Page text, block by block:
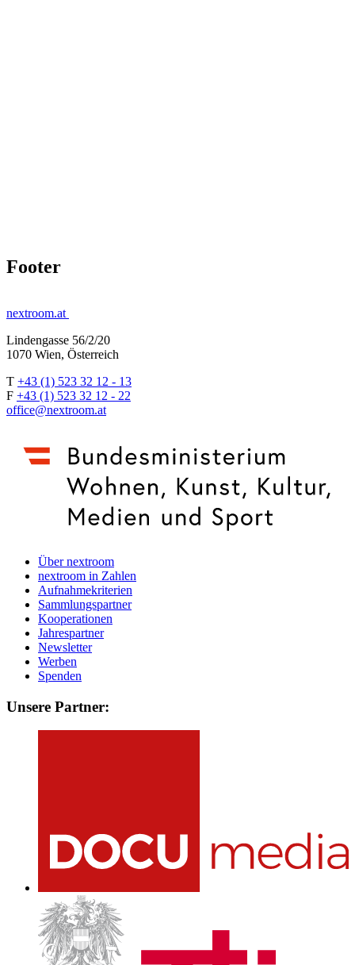
Footer
nextroom.at
Lindengasse 56/2/20
1070 Wien, Österreich
T +43 (1) 523 32 12 - 13
F +43 (1) 523 32 12 - 22
office@nextroom.at
Über nextroom
nextroom in Zahlen
Aufnahmekriterien
Sammlungspartner
Kooperationen
Jahrespartner
Newsletter
Werben
Spenden
Unsere Partner: